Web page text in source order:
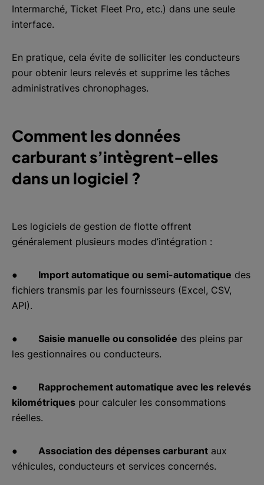
Intermarché, Ticket Fleet Pro, etc.) dans une seule
interface.
En pratique, cela évite de solliciter les conducteurs
pour obtenir leurs relevés et supprime les tâches
administratives chronophages.
Comment les données
carburant s’intègrent-elles
dans un logiciel ?
Les logiciels de gestion de flotte offrent
généralement plusieurs modes d’intégration :
● Import automatique ou semi-automatique des
fichiers transmis par les fournisseurs (Excel, CSV,
API).
● Saisie manuelle ou consolidée des pleins par
les gestionnaires ou conducteurs.
● Rapprochement automatique avec les relevés
kilométriques pour calculer les consommations
réelles.
● Association des dépenses carburant aux
véhicules, conducteurs et services concernés.